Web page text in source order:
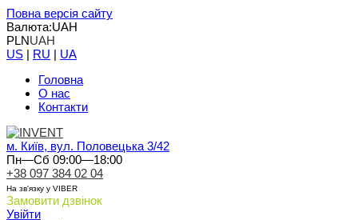
Повна версія сайту
Валюта:UAH
PLNUAH
US | RU | UA
Головна
О нас
Контакти
м. Київ, вул. Половецька 3/42
Пн—Сб 09:00—18:00
+38 097 384 02 04
На зв'язку у VIBER
Замовити дзвінок
Увійти